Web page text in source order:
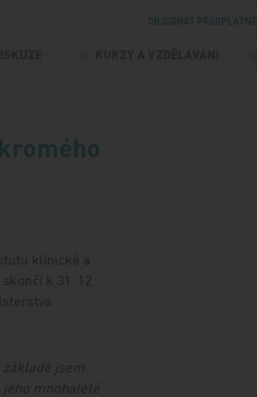
OBJEDNAT PŘEDPLATNÉ
klinické a
k 31. 12.
jsem
jeho mnohaleté